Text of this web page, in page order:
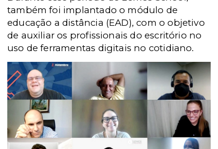
também foi implantado o módulo de
educação a distância (EAD), com o objetivo
de auxiliar os profissionais do escritório no
uso de ferramentas digitais no cotidiano.